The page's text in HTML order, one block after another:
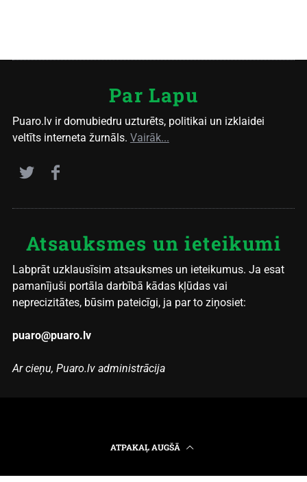
Par Lapu
Puaro.lv ir domubiedru uzturēts, politikai un izklaidei
veltīts interneta žurnāls. Vairāk...
Atsauksmes un ieteikumi
Labprāt uzklausīsim atsauksmes un ieteikumus. Ja esat
pamanījuši portāla darbībā kādas kļūdas vai
neprecizitātes, būsim pateicīgi, ja par to ziņosiet:
puaro@puaro.lv
Ar cieņu, Puaro.lv administrācija
ATPAKAĻ AUGŠĀ